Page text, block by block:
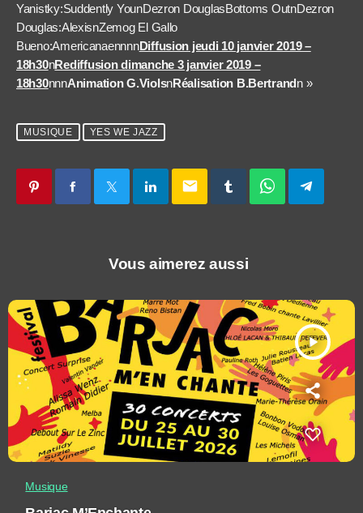
Yanistky:Suddently YounDezron DouglasBottoms OutnDezron
Douglas:AlexisnZemog El Gallo
Bueno:AmericanaennnnDiffusion jeudi 10 janvier 2019 –
18h30nRediffusion dimanche 3 janvier 2019 –
18h30nnnAnimation G.ViolsnRéalisation B.Bertrandn »
MUSIQUE YES WE JAZZ
email
Vous aimerez aussi
play_arrow
Musique